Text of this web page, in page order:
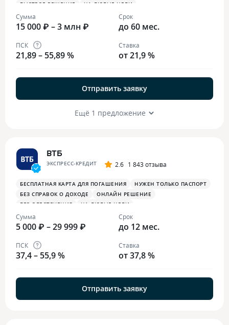
БЫСТРОЕ РЕШЕНИЕ
НА ЛЮБЫЕ ЦЕЛИ
Сумма
15 000 ₽ – 3 млн ₽
Срок
до 60 мес.
ПСК
21,89 – 55,89 %
Ставка
от 21,9 %
Отправить заявку
Ещё 1 предложение
ВТБ
ЭКСПРЕСС-КРЕДИТ 2.6 1 843 отзыва
БЕСПЛАТНАЯ КАРТА ДЛЯ ПОГАШЕНИЯ
НУЖЕН ТОЛЬКО ПАСПОРТ
БЕЗ СПРАВОК О ДОХОДЕ
ОНЛАЙН РЕШЕНИЕ
БЕЗ ОБЕСПЕЧЕНИЯ
НА ЛЮБЫЕ ЦЕЛИ
Сумма
5 000 ₽ – 29 999 ₽
Срок
до 12 мес.
ПСК
37,4 – 55,9 %
Ставка
от 37,8 %
Отправить заявку